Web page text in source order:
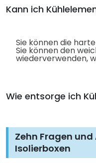
Kann ich
Sie können die
Sie können den
wiederverwenden,
Wie entsorge ich
Zehn Fragen
Isolierboxen